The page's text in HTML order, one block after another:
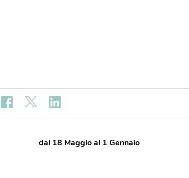
dal 18 Maggio al 1 Gennaio